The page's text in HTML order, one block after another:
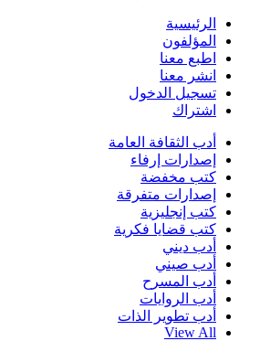
الرئيسية
المؤلفون
اطبع معنا
انشر معنا
تسجيل الدخول
اشتراك
أدب الثقافة العامة
إصدارات إرفاء
كتب مخفضة
إصدارات متفرقة
كتب إنجليزية
كتب قضايا فكرية
أدب ديني
أدب صيني
أدب المسرح
أدب الروايات
أدب تطوير الذات
View All